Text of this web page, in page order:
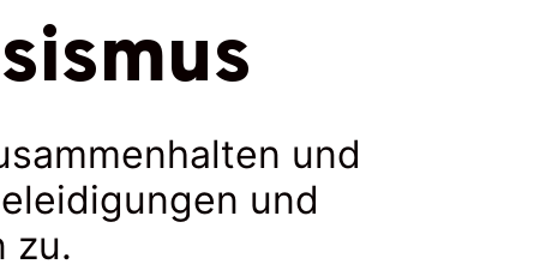
und
und
zu.